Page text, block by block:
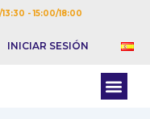
- 15:00/18:00
INICIAR SESIÓN